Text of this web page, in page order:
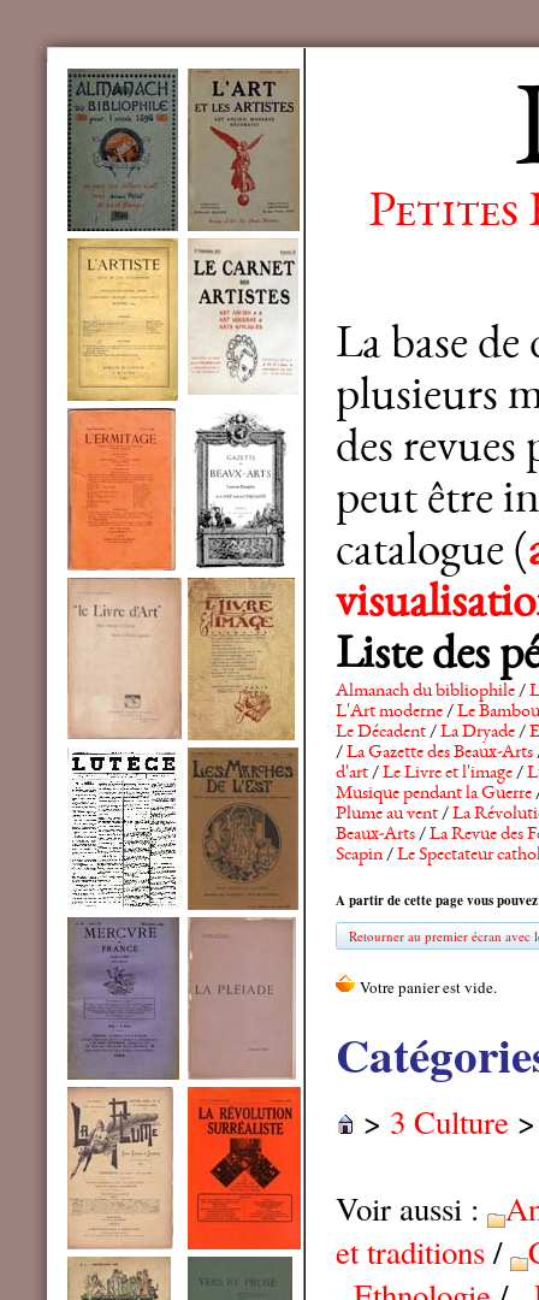
Petites
La base
plusieurs
des revues
peut être
catalogue (
Liste des
Almanach du bibliophile/
L'Art moderne/Le Bambou
Le Décadent/La Dryade/
/La Gazette des Beaux-Arts
d'art/Le Livre et l'image/
Musique pendant la Guerre
Plume au vent/La
Beaux-Arts/La Revue des
Scapin/Le Spectateur
A partir de cette page vous
Retourner au premier écran avec
> 3 Culture
Voir aussi :
et traditions/